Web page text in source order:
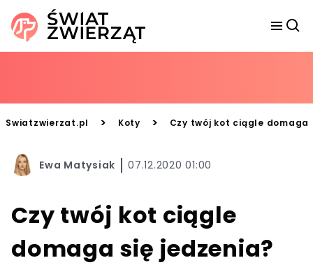
Swiatzwierzat.pl > Koty > Czy twój kot ciągle domaga
Ewa Matysiak 07.12.2020 01:00
Czy twój kot ciągle
domaga się jedzenia?